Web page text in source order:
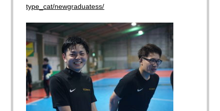
type_cat/newgraduatess/